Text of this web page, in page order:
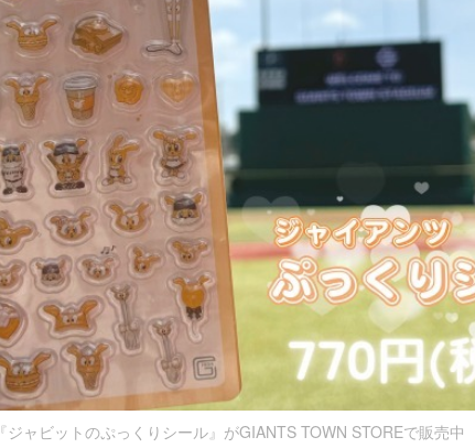
『ジャビットのぷっくりシール』がGIANTS TOWN STOREで販売中